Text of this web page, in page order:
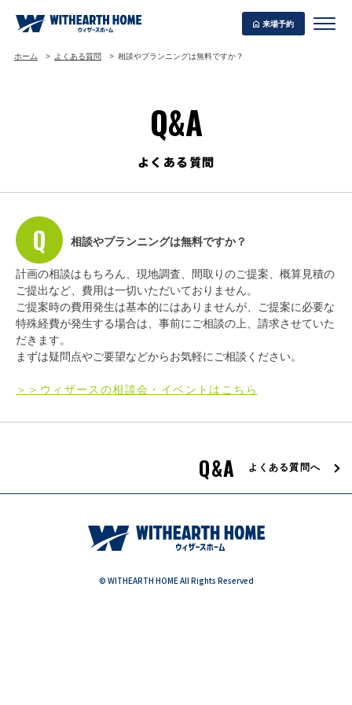
来場予約
WITHEARTH HOME の BEST PLAN
ホーム よくある質問 相談やプランニングは無料ですか？
Q&A
よくある質問
相談やプランニングは無料ですか？
計画の相談はもちろん、現地調査、間取りのご提案、概算見積の
ご提出など、費用は一切いただいておりません。
ご提案時の費用発生は基本的にはありませんが、ご提案に必要な
特殊経費が発生する場合は、事前にご相談の上、請求させていた
だきます。
まずは疑問点やご要望などからお気軽にご相談ください。
＞＞ウィザースの相談会・イベントはこちら
Q&A よくある質問へ
© WITHEARTH HOME All Rights Reserved